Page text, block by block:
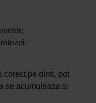
corect pe dinti, pot
se acumuleaza si